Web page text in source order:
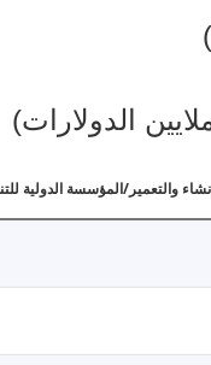
الدولارات)
والتعمير/المؤسسة الدولية